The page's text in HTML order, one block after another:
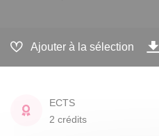
Ajouter à la sélection
ECTS
2 crédits